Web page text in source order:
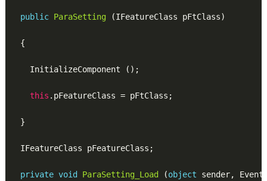
public ParaSetting (IFeatureClass pFtClass)
{
    InitializeComponent ();
this .pFeatureClass = pFtClass;
  }
  IFeatureClass pFeatureClass;
private void ParaSetting_Load (object sender,